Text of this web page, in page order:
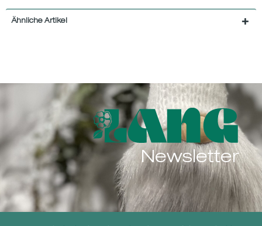
Ähnliche Artikel
Newsletter